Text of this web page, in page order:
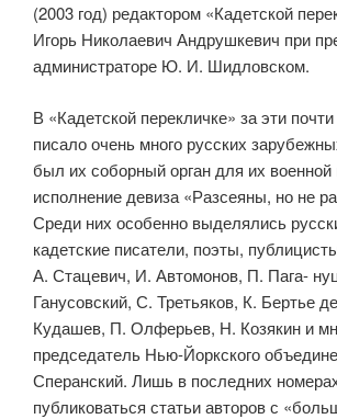
(2003 год) редактором «Кадет­ской
Игорь Николаевич Андрушкевич при
администраторе Ю. И. Шидловском.
В «Кадетской перекличке» за эти
писало очень много русских
был их соборный орган для их воен­ной
исполнение девиза «Разсеяны, но не
Среди них особенно выделялись
кадетские писатели, поэты,
А. Стацевич, И. Автомонов, П. Пага-
Ганусовский, С. Третьяков, К. Бертье
Кудашев, П. Олферьев, Н. Козякин и
председатель Нью-Йоркского
Сперанский. Лишь в последних
публиковаться статьи авторов с